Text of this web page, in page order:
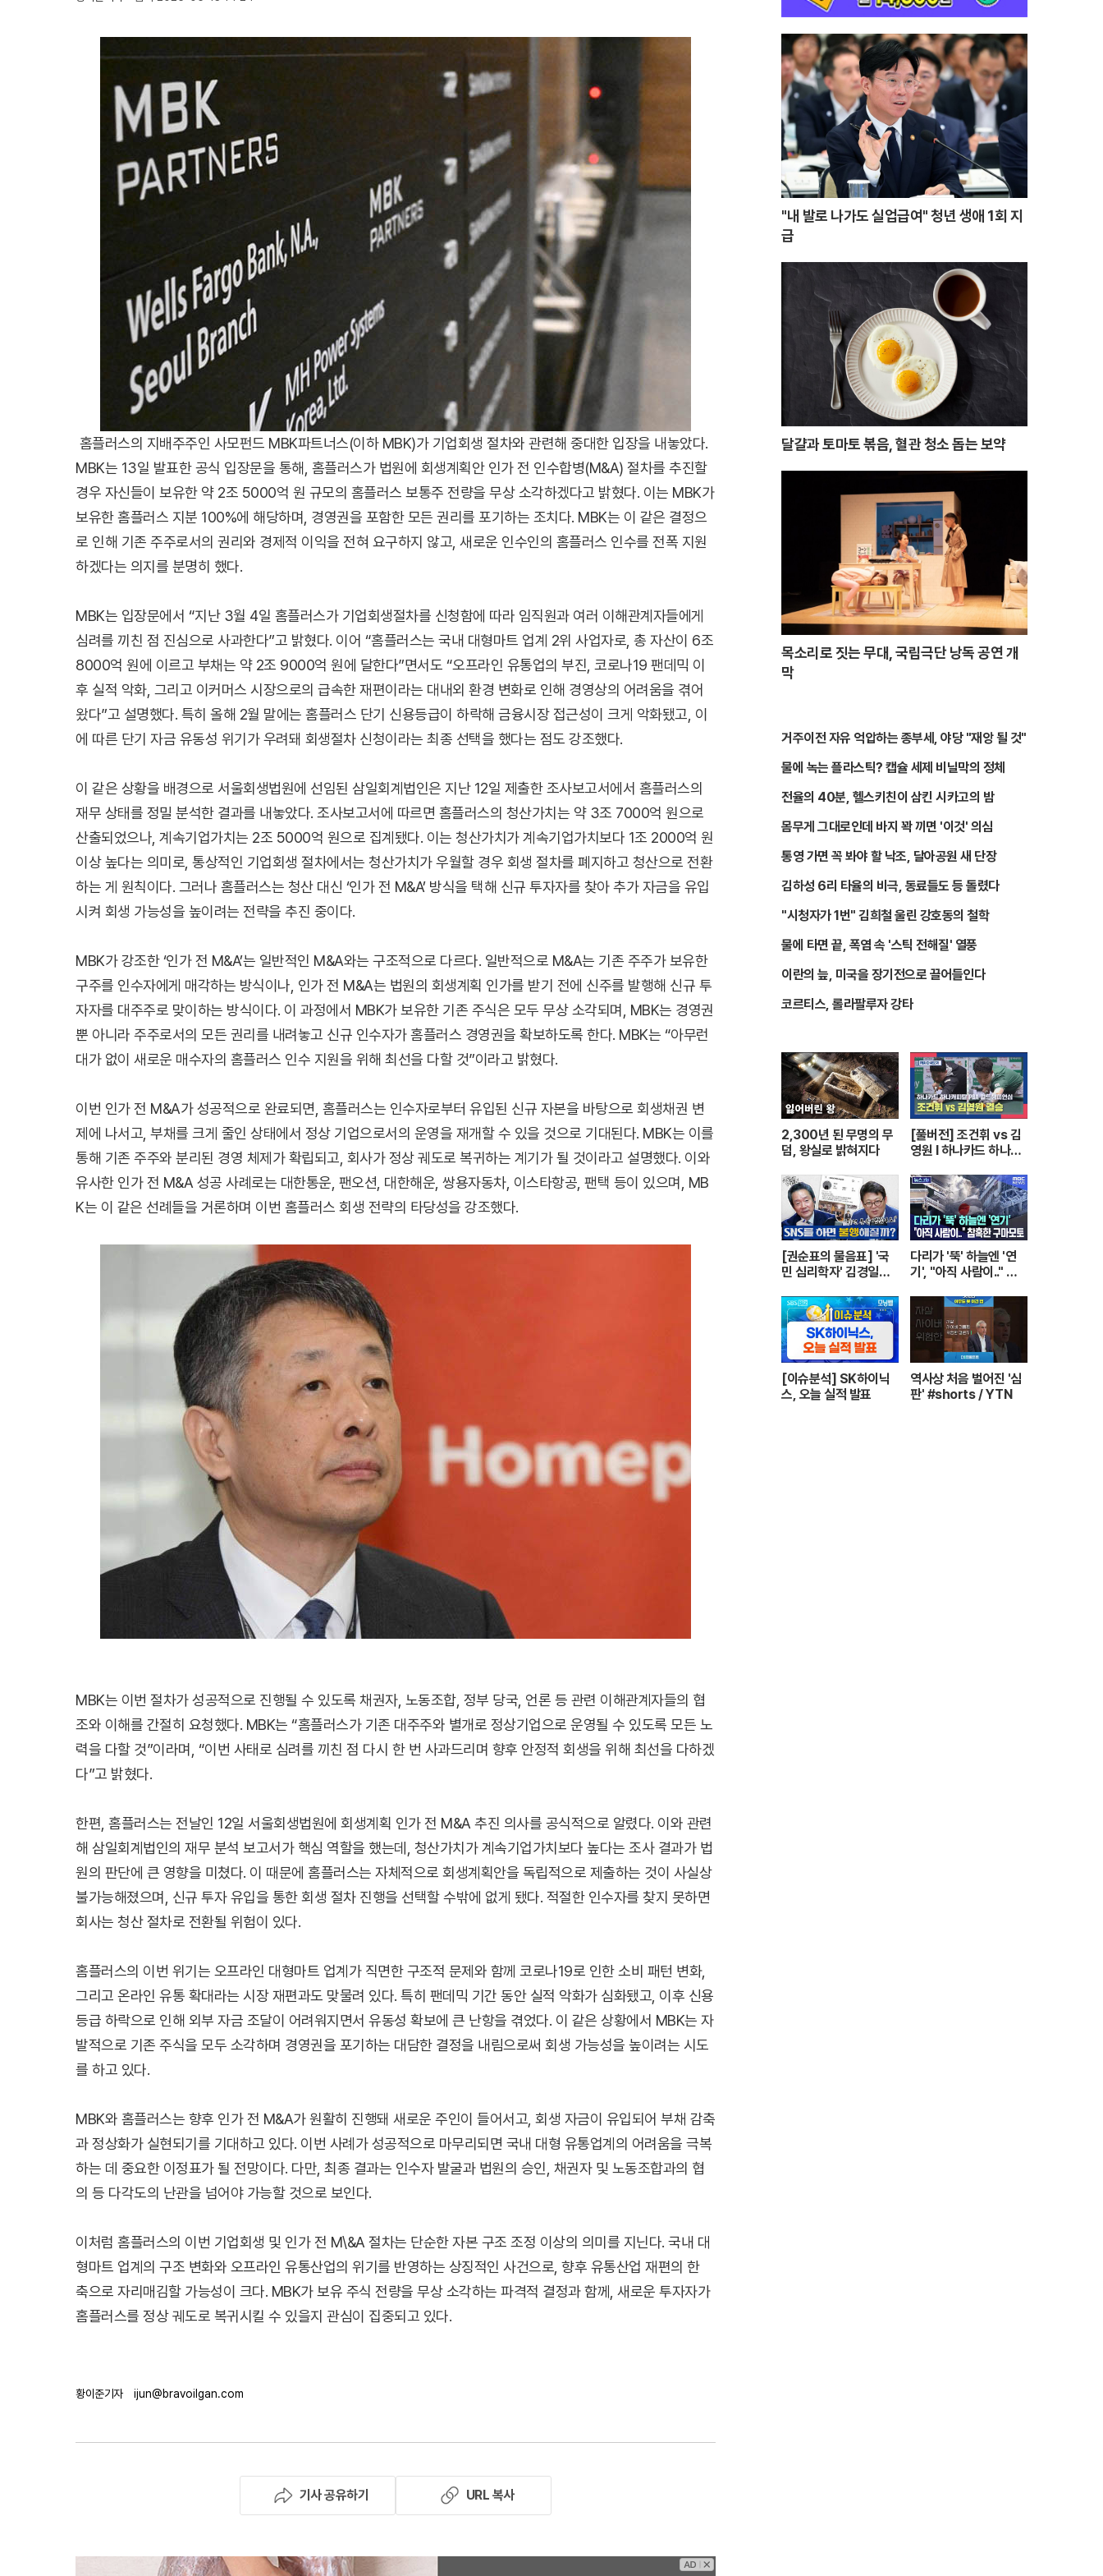
홈플러스의 지배주주인 사모펀드 MBK파트너스(이하 MBK)가 기업회생 절차와 관련해 중대한 입장을 내놓았다.
MBK는 13일 발표한 공식 입장문을 통해, 홈플러스가 법원에 회생계획안 인가 전 인수합병(M&A) 절차를 추진할
경우 자신들이 보유한 약 2조 5000억 원 규모의 홈플러스 보통주 전량을 무상 소각하겠다고 밝혔다. 이는 MBK가
보유한 홈플러스 지분 100%에 해당하며, 경영권을 포함한 모든 권리를 포기하는 조치다. MBK는 이 같은 결정으
로 인해 기존 주주로서의 권리와 경제적 이익을 전혀 요구하지 않고, 새로운 인수인의 홈플러스 인수를 전폭 지원
하겠다는 의지를 분명히 했다.
MBK는 입장문에서 “지난 3월 4일 홈플러스가 기업회생절차를 신청함에 따라 임직원과 여러 이해관계자들에게
심려를 끼친 점 진심으로 사과한다”고 밝혔다. 이어 “홈플러스는 국내 대형마트 업계 2위 사업자로, 총 자산이 6조
8000억 원에 이르고 부채는 약 2조 9000억 원에 달한다”면서도 “오프라인 유통업의 부진, 코로나19 팬데믹 이
후 실적 악화, 그리고 이커머스 시장으로의 급속한 재편이라는 대내외 환경 변화로 인해 경영상의 어려움을 겪어
왔다”고 설명했다. 특히 올해 2월 말에는 홈플러스 단기 신용등급이 하락해 금융시장 접근성이 크게 악화됐고, 이
에 따른 단기 자금 유동성 위기가 우려돼 회생절차 신청이라는 최종 선택을 했다는 점도 강조했다.
이 같은 상황을 배경으로 서울회생법원에 선임된 삼일회계법인은 지난 12일 제출한 조사보고서에서 홈플러스의
재무 상태를 정밀 분석한 결과를 내놓았다. 조사보고서에 따르면 홈플러스의 청산가치는 약 3조 7000억 원으로
산출되었으나, 계속기업가치는 2조 5000억 원으로 집계됐다. 이는 청산가치가 계속기업가치보다 1조 2000억 원
이상 높다는 의미로, 통상적인 기업회생 절차에서는 청산가치가 우월할 경우 회생 절차를 폐지하고 청산으로 전환
하는 게 원칙이다. 그러나 홈플러스는 청산 대신 ‘인가 전 M&A’ 방식을 택해 신규 투자자를 찾아 추가 자금을 유입
시켜 회생 가능성을 높이려는 전략을 추진 중이다.
MBK가 강조한 ‘인가 전 M&A’는 일반적인 M&A와는 구조적으로 다르다. 일반적으로 M&A는 기존 주주가 보유한
구주를 인수자에게 매각하는 방식이나, 인가 전 M&A는 법원의 회생계획 인가를 받기 전에 신주를 발행해 신규 투
자자를 대주주로 맞이하는 방식이다. 이 과정에서 MBK가 보유한 기존 주식은 모두 무상 소각되며, MBK는 경영권
뿐 아니라 주주로서의 모든 권리를 내려놓고 신규 인수자가 홈플러스 경영권을 확보하도록 한다. MBK는 “아무런
대가 없이 새로운 매수자의 홈플러스 인수 지원을 위해 최선을 다할 것”이라고 밝혔다.
이번 인가 전 M&A가 성공적으로 완료되면, 홈플러스는 인수자로부터 유입된 신규 자본을 바탕으로 회생채권 변
제에 나서고, 부채를 크게 줄인 상태에서 정상 기업으로서의 운영을 재개할 수 있을 것으로 기대된다. MBK는 이를
통해 기존 주주와 분리된 경영 체제가 확립되고, 회사가 정상 궤도로 복귀하는 계기가 될 것이라고 설명했다. 이와
유사한 인가 전 M&A 성공 사례로는 대한통운, 팬오션, 대한해운, 쌍용자동차, 이스타항공, 팬택 등이 있으며, MB
K는 이 같은 선례들을 거론하며 이번 홈플러스 회생 전략의 타당성을 강조했다.
MBK는 이번 절차가 성공적으로 진행될 수 있도록 채권자, 노동조합, 정부 당국, 언론 등 관련 이해관계자들의 협
조와 이해를 간절히 요청했다. MBK는 “홈플러스가 기존 대주주와 별개로 정상기업으로 운영될 수 있도록 모든 노
력을 다할 것”이라며, “이번 사태로 심려를 끼친 점 다시 한 번 사과드리며 향후 안정적 회생을 위해 최선을 다하겠
다”고 밝혔다.
한편, 홈플러스는 전날인 12일 서울회생법원에 회생계획 인가 전 M&A 추진 의사를 공식적으로 알렸다. 이와 관련
해 삼일회계법인의 재무 분석 보고서가 핵심 역할을 했는데, 청산가치가 계속기업가치보다 높다는 조사 결과가 법
원의 판단에 큰 영향을 미쳤다. 이 때문에 홈플러스는 자체적으로 회생계획안을 독립적으로 제출하는 것이 사실상
불가능해졌으며, 신규 투자 유입을 통한 회생 절차 진행을 선택할 수밖에 없게 됐다. 적절한 인수자를 찾지 못하면
회사는 청산 절차로 전환될 위험이 있다.
홈플러스의 이번 위기는 오프라인 대형마트 업계가 직면한 구조적 문제와 함께 코로나19로 인한 소비 패턴 변화,
그리고 온라인 유통 확대라는 시장 재편과도 맞물려 있다. 특히 팬데믹 기간 동안 실적 악화가 심화됐고, 이후 신용
등급 하락으로 인해 외부 자금 조달이 어려워지면서 유동성 확보에 큰 난항을 겪었다. 이 같은 상황에서 MBK는 자
발적으로 기존 주식을 모두 소각하며 경영권을 포기하는 대담한 결정을 내림으로써 회생 가능성을 높이려는 시도
를 하고 있다.
MBK와 홈플러스는 향후 인가 전 M&A가 원활히 진행돼 새로운 주인이 들어서고, 회생 자금이 유입되어 부채 감축
과 정상화가 실현되기를 기대하고 있다. 이번 사례가 성공적으로 마무리되면 국내 대형 유통업계의 어려움을 극복
하는 데 중요한 이정표가 될 전망이다. 다만, 최종 결과는 인수자 발굴과 법원의 승인, 채권자 및 노동조합과의 협
의 등 다각도의 난관을 넘어야 가능할 것으로 보인다.
이처럼 홈플러스의 이번 기업회생 및 인가 전 M\&A 절차는 단순한 자본 구조 조정 이상의 의미를 지닌다. 국내 대
형마트 업계의 구조 변화와 오프라인 유통산업의 위기를 반영하는 상징적인 사건으로, 향후 유통산업 재편의 한
축으로 자리매김할 가능성이 크다. MBK가 보유 주식 전량을 무상 소각하는 파격적 결정과 함께, 새로운 투자자가
홈플러스를 정상 궤도로 복귀시킬 수 있을지 관심이 집중되고 있다.
황이준기자 ijun@bravoilgan.com
기사 공유하기 URL 복사
"내 발로 나가도 실업급여" 청년 생애 1회 지
급
달걀과 토마토 볶음, 혈관 청소 돕는 보약
목소리로 짓는 무대, 국립극단 낭독 공연 개
막
거주이전 자유 억압하는 종부세, 야당 "재앙 될 것"
물에 녹는 플라스틱? 캡슐 세제 비닐막의 정체
전율의 40분, 헬스키친이 삼킨 시카고의 밤
몸무게 그대로인데 바지 꽉 끼면 '이것' 의심
통영 가면 꼭 봐야 할 낙조, 달아공원 새 단장
김하성 6리 타율의 비극, 동료들도 등 돌렸다
"시청자가 1번" 김희철 울린 강호동의 철학
물에 타면 끝, 폭염 속 '스틱 전해질' 열풍
이란의 늪, 미국을 장기전으로 끌어들인다
코르티스, 롤라팔루자 강타
2,300년 된 무명의 무
덤, 왕실로 밝혀지다
[풀버전] 조건휘 vs 김
영원 I 하나카드 하나캐
십 결승 I 2026.03.15
방송
[권순표의 물음표] '국
민 심리학자' 김경일에
맡겼다
다리가 '뚝' 하늘엔 '연
기', "아직 사람이.." 참
p/MBC뉴스]
[이슈분석] SK하이닉
스, 오늘 실적 발표
역사상 처음 벌어진 '심
판' #shorts / YTN